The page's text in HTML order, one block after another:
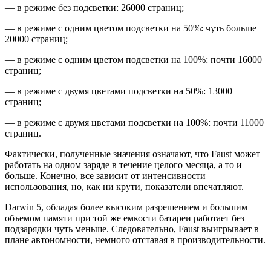
— в режиме без подсветки: 26000 страниц;
— в режиме с одним цветом подсветки на 50%: чуть больше
20000 страниц;
— в режиме с одним цветом подсветки на 100%: почти 16000
страниц;
— в режиме с двумя цветами подсветки на 50%: 13000
страниц;
— в режиме с двумя цветами подсветки на 100%: почти 11000
страниц.
Фактически, полученные значения означают, что Faust может
работать на одном заряде в течение целого месяца, а то и
больше. Конечно, все зависит от интенсивности
использования, но, как ни крути, показатели впечатляют.
Darwin 5, обладая более высоким разрешением и большим
объемом памяти при той же емкости батареи работает без
подзарядки чуть меньше. Следовательно, Faust выигрывает в
плане автономности, немного отставая в производительности.